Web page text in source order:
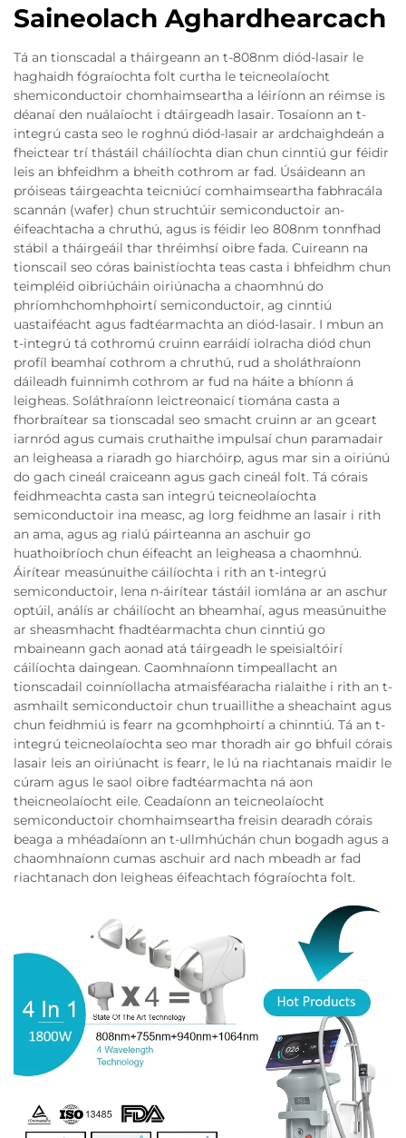
Saineolach Aghardhearcach
Tá an tionscadal a tháirgeann an t-808nm diód-lasair le
haghaidh fógraíochta folt curtha le teicneolaíocht
shemiconductoir chomhaimseartha a léiríonn an réimse is
déanaí den nuálaíocht i dtáirgeadh lasair. Tosaíonn an t-
integrú casta seo le roghnú diód-lasair ar ardchaighdeán a
fheictear trí thástáil cháilíochta dian chun cinntiú gur féidir
leis an bhfeidhm a bheith cothrom ar fad. Úsáideann an
próiseas táirgeachta teicniúcí comhaimseartha fabhracála
scannán (wafer) chun struchtúir semiconductoir an-
éifeachtacha a chruthú, agus is féidir leo 808nm tonnfhad
stábil a tháirgeáil thar thréimhsí oibre fada. Cuireann na
tionscail seo córas bainistíochta teas casta i bhfeidhm chun
teimpléid oibriúcháin oiriúnacha a chaomhnú do
phríomhchomhphoirtí semiconductoir, ag cinntiú
uastaiféacht agus fadtéarmachta an diód-lasair. I mbun an
t-integrú tá cothromú cruinn earráidí iolracha diód chun
profíl beamhaí cothrom a chruthú, rud a sholáthraíonn
dáileadh fuinnimh cothrom ar fud na háite a bhíonn á
leigheas. Soláthraíonn leictreonaicí tiomána casta a
fhorbraítear sa tionscadal seo smacht cruinn ar an gceart
iarnród agus cumais cruthaithe impulsaí chun paramadair
an leigheasa a riaradh go hiarchóirp, agus mar sin a oiriúnú
do gach cineál craiceann agus gach cineál folt. Tá córais
feidhmeachta casta san integrú teicneolaíochta
semiconductoir ina measc, ag lorg feidhme an lasair i rith
an ama, agus ag rialú páirteanna an aschuir go
huathoibríoch chun éifeacht an leigheasa a chaomhnú.
Áirítear measúnuithe cáilíochta i rith an t-integrú
semiconductoir, lena n-áirítear tástáil iomlána ar an aschur
optúil, análís ar cháilíocht an bheamhaí, agus measúnuithe
ar sheasmhacht fhadtéarmachta chun cinntiú go
mbaineann gach aonad atá táirgeadh le speisialtóirí
cáilíochta daingean. Caomhnaíonn timpeallacht an
tionscadail coinníollacha atmaisféaracha rialaithe i rith an t-
asmhailt semiconductoir chun truaillithe a sheachaint agus
chun feidhmiú is fearr na gcomhphoirtí a chinntiú. Tá an t-
integrú teicneolaíochta seo mar thoradh air go bhfuil córais
lasair leis an oiriúnacht is fearr, le lú na riachtanais maidir le
cúram agus le saol oibre fadtéarmachta ná aon
theicneolaíocht eile. Ceadaíonn an teicneolaíocht
semiconductoir chomhaimseartha freisin dearadh córais
beaga a mhéadaíonn an t-ullmhúchán chun bogadh agus a
chaomhnaíonn cumas aschuir ard nach mbeadh ar fad
riachtanach don leigheas éifeachtach fógraíochta folt.